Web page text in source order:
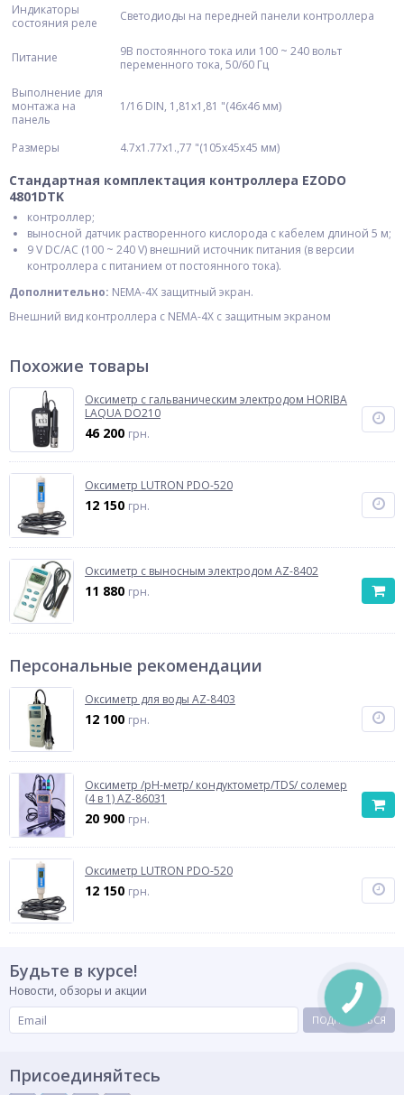
Индикаторы
состояния реле
Светодиоды на передней панели контроллера
Питание
9В постоянного тока или 100 ~ 240 вольт
переменного тока, 50/60 Гц
Выполнение для
монтажа на
панель
1/16 DIN, 1,81x1,81 "(46x46 мм)
Размеры 4.7x1.77x1.,77 "(105x45x45 мм)
Стандартная комплектация контроллера EZODO
4801DTK
контроллер;
выносной датчик растворенного кислорода с кабелем длиной 5 м;
9 V DC/AC (100 ~ 240 V) внешний источник питания (в версии
контроллера с питанием от постоянного тока).
Дополнительно: NEMA-4X защитный экран.
Внешний вид контроллера с NEMA-4X с защитным экраном
Похожие товары
Оксиметр с гальваническим электродом HORIBA
LAQUA DO210
46 200 грн.
Оксиметр LUTRON PDO-520
12 150 грн.
Оксиметр с выносным электродом AZ-8402
11 880 грн.
Персональные рекомендации
Оксиметр для воды AZ-8403
12 100 грн.
Оксиметр /рН-метр/ кондуктометр/TDS/ солемер
(4 в 1) AZ-86031
20 900 грн.
Оксиметр LUTRON PDO-520
12 150 грн.
Будьте в курсе!
Новости, обзоры и акции
ПОДПИСАТЬСЯ
Присоединяйтесь